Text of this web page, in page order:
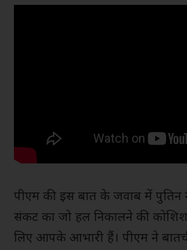
पीएम की इस बात के जवाब में
संकट का जो हल निकालने की
लिए आपके आभारी हैं। पीएम ने